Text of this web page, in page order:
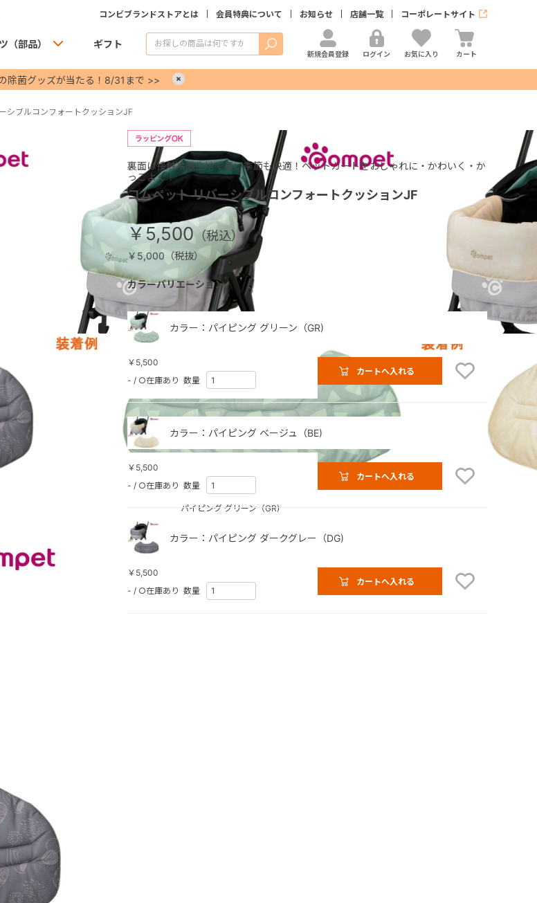
コンビブランドストアとは 会員特典について お知らせ 店舗一覧 コーポレートサイト
（部品） ギフト 検索
新規会員登録 ログイン お気に入り カート
除菌グッズが当たる！8/31まで >>
シブルコンフォートクッションJF
パイピング グリーン（GR)
裏面は接触冷感生地で暑い季節も快適！ペットカートをおしゃれに・かわいく・か
っこよく！
コムペット リバーシブルコンフォートクッションJF
￥5,500
￥5,000（税抜）
カラーバリエーション
カラー：パイピング グリーン（GR)
￥5,500
- / ○在庫あり 数量
カートへ入れる
カラー：パイピング ベージュ（BE)
￥5,500
- / ○在庫あり 数量
カートへ入れる
カラー：パイピング ダークグレー（DG)
￥5,500
- / ○在庫あり 数量
カートへ入れる